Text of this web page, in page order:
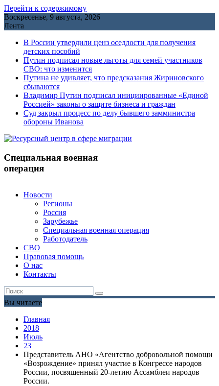
Перейти к содержимому
Воскресенье, 9 августа, 2026
Лента
В России утвердили ценз оседлости для получения
детских пособий
Путин подписал новые льготы для семей участников
СВО: что изменится
Путина не удивляет, что предсказания Жириновского
сбываются
Владимир Путин подписал инициированные «Единой
Россией» законы о защите бизнеса и граждан
Cуд закрыл процесс по делу бывшего замминистра
обороны Иванова
Специальная военная
операция
Новости
Регионы
Россия
Зарубежье
Специальная военная операция
Работодатель
СВО
Правовая помощь
О нас
Контакты
Вы читаете
Главная
2018
Июль
23
Представитель АНО «Агентство добровольной помощи
«Возрождение» принял участие в Конгрессе народов
России, посвященный 20-летию Ассамблеи народов
России.